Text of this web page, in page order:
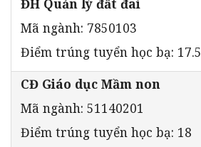
Mã ngành: 7850103
Điểm trúng tuyển học bạ: 17.5
CĐ Giáo dục Mầm non
Mã ngành: 51140201
Điểm trúng tuyển học bạ: 18